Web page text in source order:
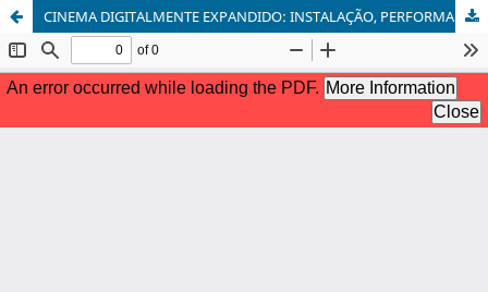
CINEMA DIGITALMENTE EXPANDIDO: INSTALAÇÃO, PERFORMANCE, INTERATIVIDADE